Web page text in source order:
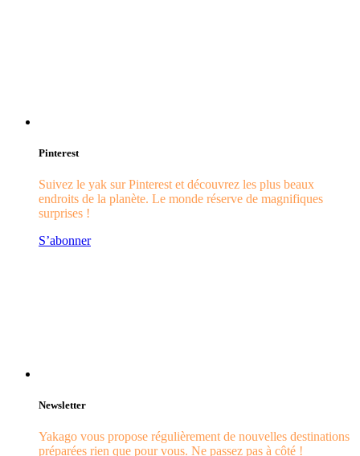
Pinterest
Suivez le yak sur Pinterest et découvrez les plus beaux
endroits de la planète. Le monde réserve de magnifiques
surprises !
S’abonner
Newsletter
Yakago vous propose régulièrement de nouvelles destinations
préparées rien que pour vous. Ne passez pas à côté !